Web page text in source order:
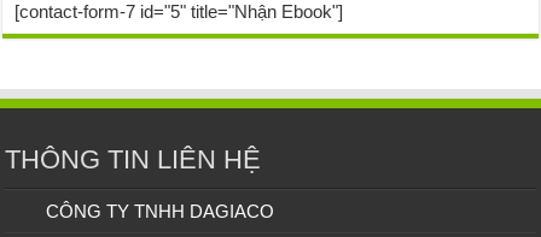
[contact-form-7 id="5" title="Nhận Ebook"]
THÔNG TIN LIÊN HỆ
CÔNG TY TNHH DAGIACO